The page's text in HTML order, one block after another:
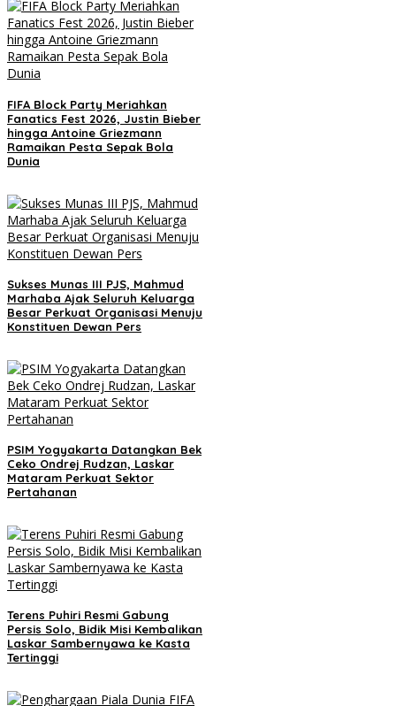
FIFA Block Party Meriahkan
Fanatics Fest 2026, Justin Bieber
hingga Antoine Griezmann
Ramaikan Pesta Sepak Bola
Dunia
Sukses Munas III PJS, Mahmud
Marhaba Ajak Seluruh Keluarga
Besar Perkuat Organisasi Menuju
Konstituen Dewan Pers
PSIM Yogyakarta Datangkan Bek
Ceko Ondrej Rudzan, Laskar
Mataram Perkuat Sektor
Pertahanan
Terens Puhiri Resmi Gabung
Persis Solo, Bidik Misi Kembalikan
Laskar Sambernyawa ke Kasta
Tertinggi